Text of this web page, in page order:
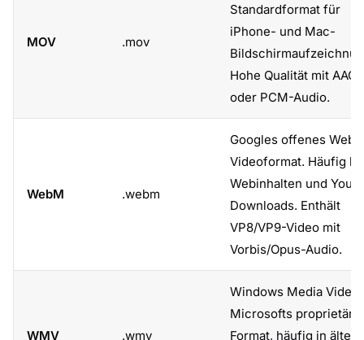
MOV .mov
Standardformat für
iPhone- und Mac-
Hohe Qualität mit AAC-
oder PCM-Audio.
WebM .webm
Googles offenes Web-
Videoformat. Häufig
Webinhalten und
Downloads. Enthält
VP8/VP9-Video mit
Vorbis/Opus-Audio.
WMV .wmv
Windows Media Video.
Microsofts
Format, häufig in